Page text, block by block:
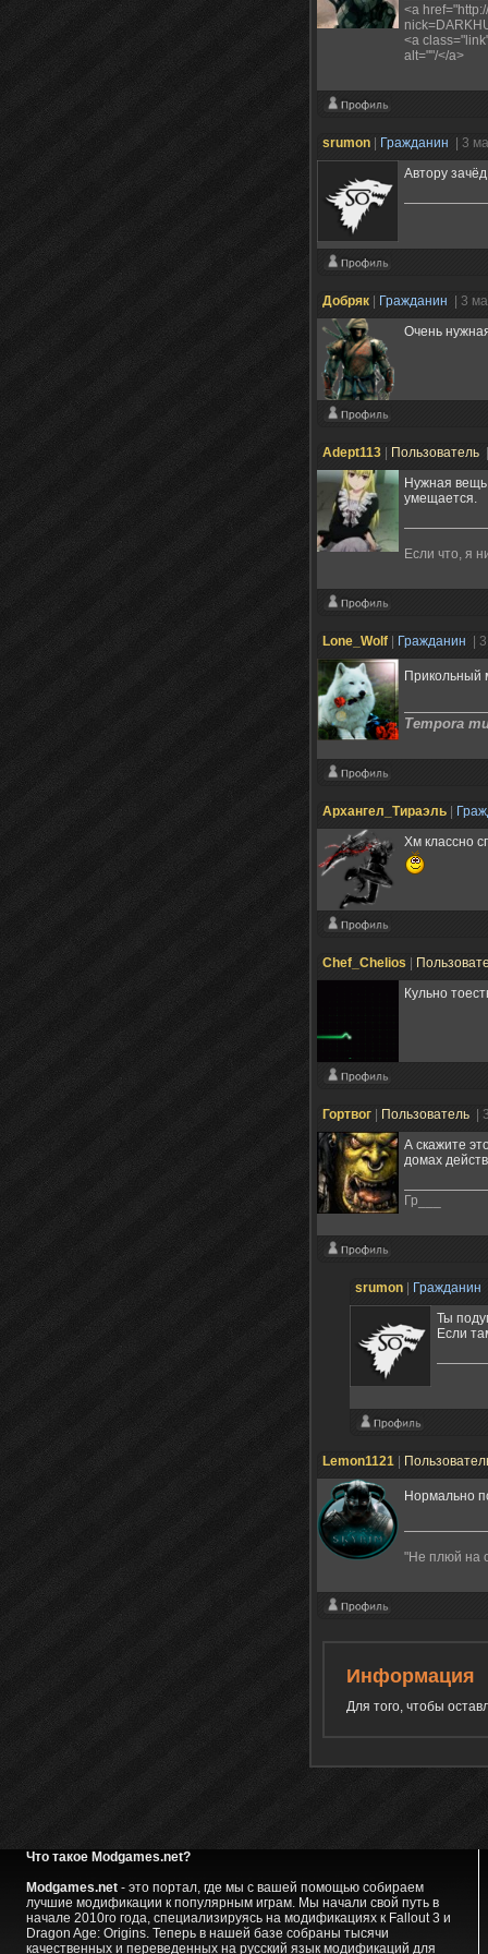
<a
<a
alt=""/</a>
srumon Гражданин
| 3
Автору
Добряк Гражданин
| 3
Очень
Adept113 Пользователь
Нужная
умещается.
Если что, я
Lone_Wolf Гражданин |
Прикольный
Tempora
Архангел_Тираэль
Хм классно
Chef_Chelios
Кульно
Гортвог Пользователь
|
А скажите
домах
Гр___
srumon Гражданин
Ты
Если
Lemon1121
Нормально
"Не плюй на
Информация
Для того, чтобы
Что такое Modgames.net?
Modgames.net- это портал, где мы с вашей помощью собираем
лучшие модификации к популярным играм. Мы начали свой путь в
начале 2010го года, специализируясь на модификациях к Fallout 3 и
Dragon Age: Origins. Теперь в нашей базе собраны тысячи
качественных и переведенных на русский язык модификаций для